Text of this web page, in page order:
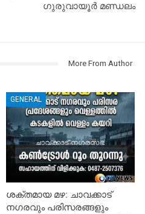
ഗുരുവായൂര്‍ മണ്ഡലം
More From Author
GENERAL
ശക്തമായ മഴ: ചാവക്കാട്
നഗരവും പരിസരങ്ങളും